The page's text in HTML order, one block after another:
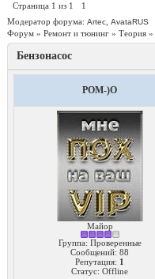
Страница 1 из 1
1
Модератор форума: Artec AvataRUS
Форум » Ремонт и тюнинг » Теория »
Бензонасос
POM-)O
Майор
Группа: Проверенные
Сообщений: 88
Репутация: 1
Статус: Offline